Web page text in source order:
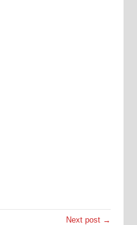
Next post →